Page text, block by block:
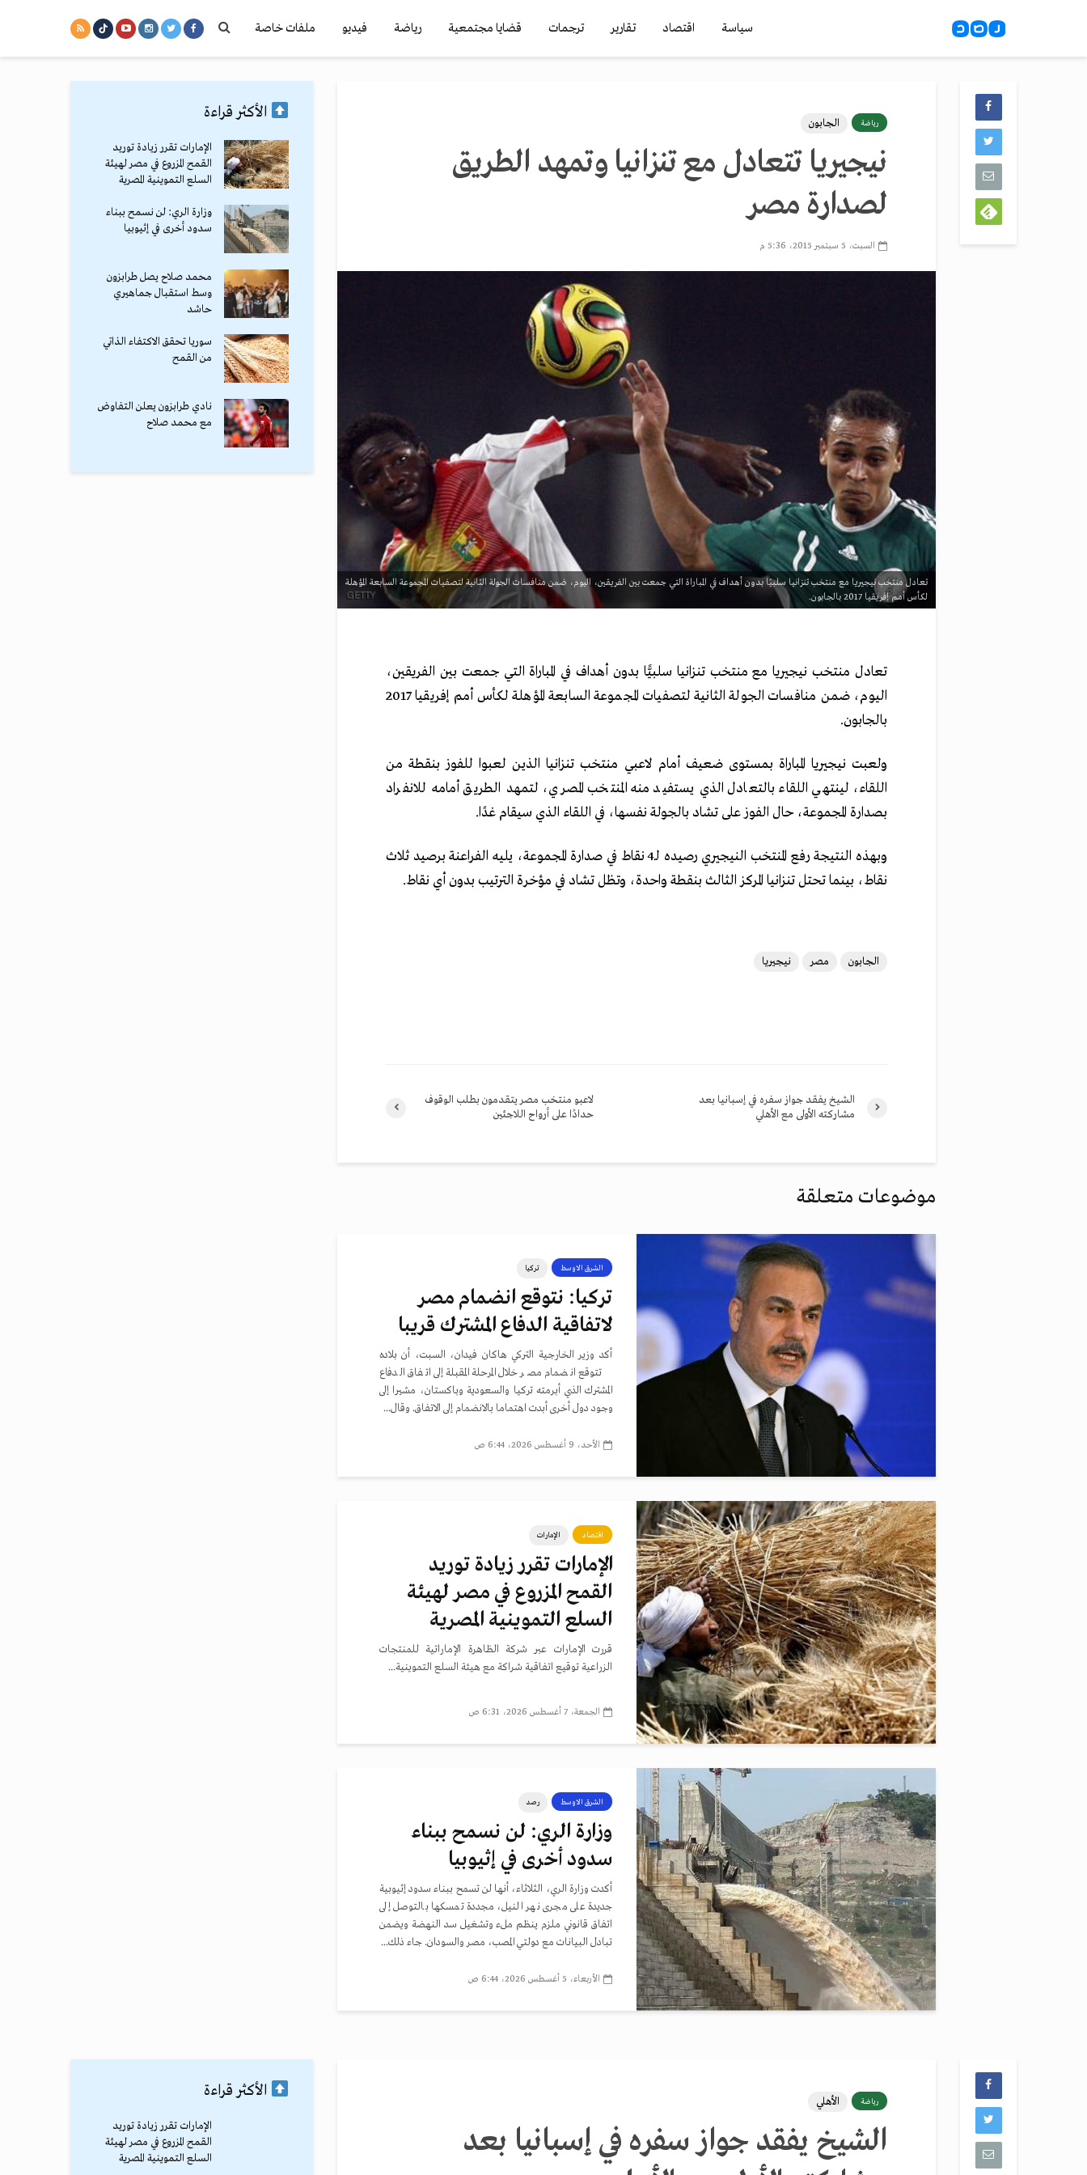
سياسة اقتصاد تقارير ترجمات قضايا مجتمعية رياضة فيديو ملفات خاصة
رياضة الجابون
نيجيريا تتعادل مع تنزانيا وتمهد الطريق
لصدارة مصر
السبت، 5 سبتمبر 2015، 5:36 م
تعادل منتخب نيجيريا مع منتخب تنزانيا سلبيًا بدون أهداف في المباراة التي جمعت بين الفريقين، اليوم، ضمن منافسات الجولة الثانية لتصفيات المجموعة السابعة المؤهلة
لكأس أمم إفريقيا 2017 بالجابون.
تعادل منتخب نيجيريا مع منتخب تنزانيا سلبيًّا بدون أهداف في المباراة التي جمعت بين الفريقين،
اليوم، ضمن منافسات الجولة الثانية لتصفيات المجموعة السابعة المؤهلة لكأس أمم إفريقيا 2017
بالجابون.
ولعبت نيجيريا المباراة بمستوى ضعيف أمام لاعبي منتخب تنزانيا الذين لعبوا للفوز بنقطة من
اللقاء، لينتهي اللقاء بالتعادل الذي يستفيد منه المنتخب المصري، لتمهد الطريق أمامه للانفراد
بصدارة المجموعة، حال الفوز على تشاد بالجولة نفسها، في اللقاء الذي سيقام غدًا.
وبهذه النتيجة رفع المنتخب النيجيري رصيده لـ4 نقاط في صدارة المجموعة، يليه الفراعنة برصيد ثلاث
نقاط، بينما تحتل تنزانيا المركز الثالث بنقطة واحدة، وتظل تشاد في مؤخرة الترتيب بدون أي نقاط.
الجابون مصر نيجيريا
لاعبو منتخب مصر يتقدمون بطلب الوقوف
حدادًا على أرواح اللاجئين
الشيخ يفقد جواز سفره في إسبانيا بعد
مشاركته الأولى مع الأهلي
موضوعات متعلقة
الشرق الاوسط تركيا
تركيا: نتوقع انضمام مصر
لاتفاقية الدفاع المشترك قريبا
أكد وزير الخارجية التركي هاكان فيدان، السبت، أن بلاده
تتوقع انضمام مصر خلال المرحلة المقبلة إلى اتفاق الدفاع
المشترك الذي أبرمته تركيا والسعودية وباكستان، مشيرا إلى
وجود دول أخرى أبدت اهتماما بالانضمام إلى الاتفاق. وقال...
الأحد، 9 أغسطس 2026، 6:44 ص
اقتصاد الإمارات
الإمارات تقرر زيادة توريد
القمح المزروع في مصر لهيئة
السلع التموينية المصرية
قررت الإمارات عبر شركة الظاهرة الإماراتية للمنتجات
الزراعية توقيع اتفاقية شراكة مع هيئة السلع التموينية...
الجمعة، 7 أغسطس 2026، 6:31 ص
الشرق الاوسط رصد
وزارة الري: لن نسمح ببناء
سدود أخرى في إثيوبيا
أكدت وزارة الري، الثلاثاء، أنها لن تسمح ببناء سدود إثيوبية
جديدة على مجرى نهر النيل، مجددة تمسكها بالتوصل إلى
اتفاق قانوني ملزم ينظم ملء وتشغيل سد النهضة ويضمن
تبادل البيانات مع دولتي المصب، مصر والسودان. جاء ذلك...
الأربعاء، 5 أغسطس 2026، 6:44 ص
الأكثر قراءة
الإمارات تقرر زيادة توريد
القمح المزروع في مصر لهيئة
السلع التموينية المصرية
وزارة الري: لن نسمح ببناء
سدود أخرى في إثيوبيا
محمد صلاح يصل طرابزون
وسط استقبال جماهيري
حاشد
سوريا تحقق الاكتفاء الذاتي
من القمح
نادي طرابزون يعلن التفاوض
مع محمد صلاح
رياضة الأهلي
الشيخ يفقد جواز سفره في إسبانيا بعد
الأكثر قراءة
الإمارات تقرر زيادة توريد
القمح المزروع في مصر لهيئة
السلع التموينية المصرية